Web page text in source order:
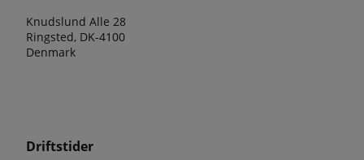
Knudslund Alle 28
Ringsted, DK-4100
Denmark
Driftstider